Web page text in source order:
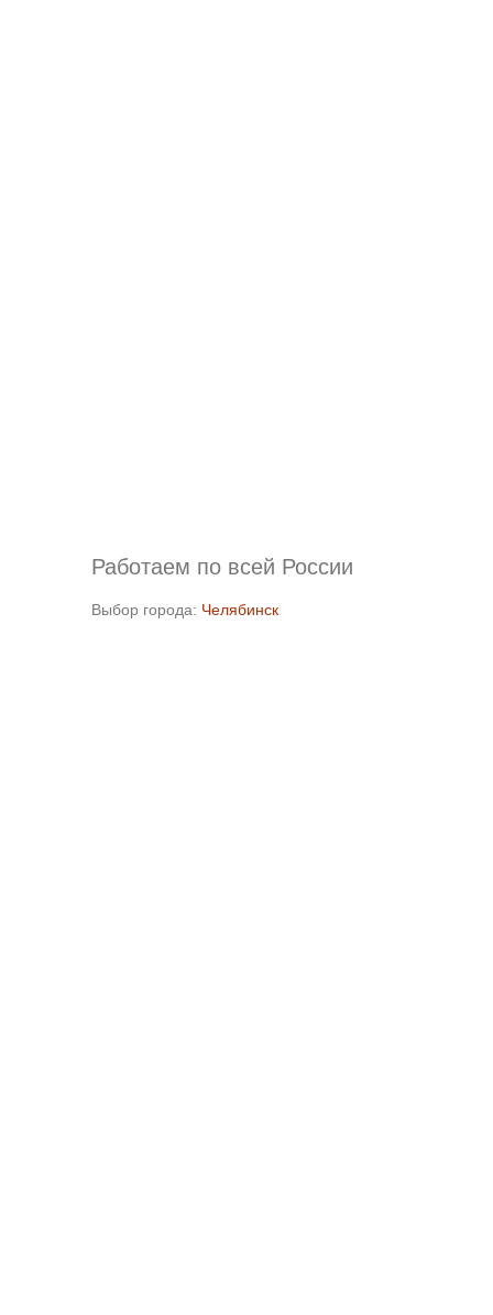
Работаем по всей России
Выбор города: Челябинск